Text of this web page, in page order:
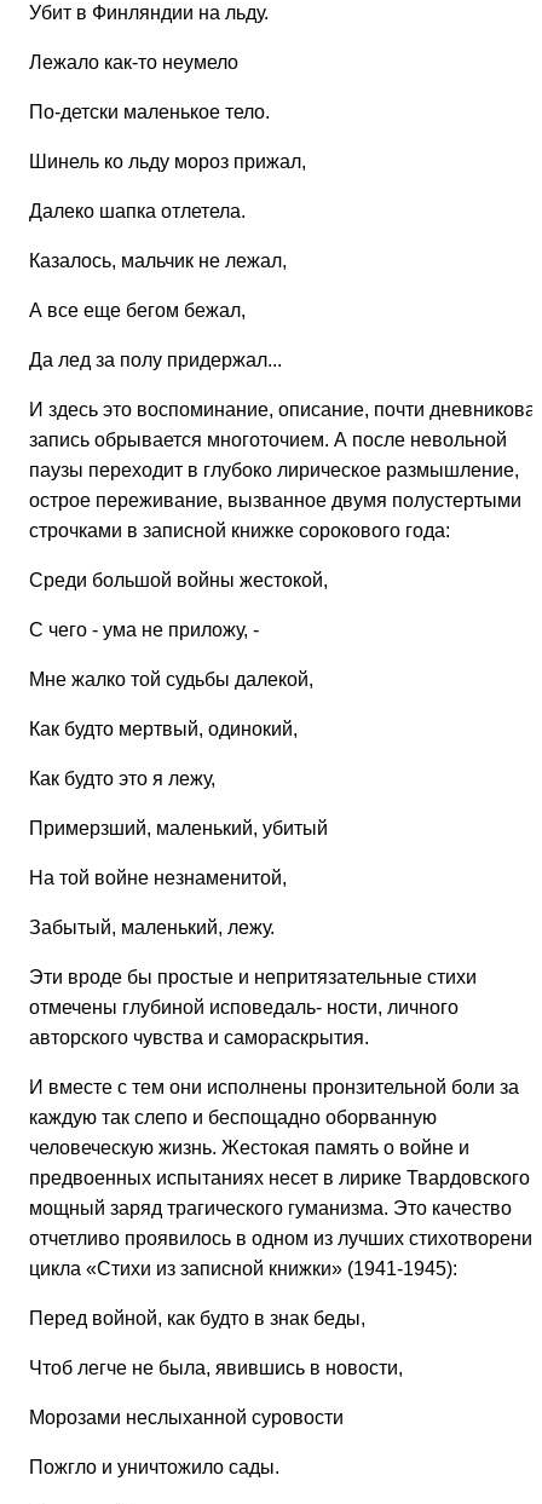
Убит в Финляндии на льду.
Лежало как-то неумело
По-детски маленькое тело.
Шинель ко льду мороз прижал,
Далеко шапка отлетела.
Казалось, мальчик не лежал,
А все еще бегом бежал,
Да лед за полу придержал...
И здесь это воспоминание, описание, почти
запись обрывается многоточием. А после невольной
паузы переходит в глубоко лирическое размышление,
острое переживание, вызванное двумя полустертыми
строчками в записной книжке сорокового года:
Среди большой войны жестокой,
С чего - ума не приложу, -
Мне жалко той судьбы далекой,
Как будто мертвый, одинокий,
Как будто это я лежу,
Примерзший, маленький, убитый
На той войне незнаменитой,
Забытый, маленький, лежу.
Эти вроде бы простые и непритязательные стихи
отмечены глубиной исповедаль- ности, личного
авторского чувства и самораскрытия.
И вместе с тем они исполнены пронзительной боли за
каждую так слепо и беспощадно оборванную
человеческую жизнь. Жестокая память о войне и
предвоенных испытаниях несет в лирике Твардовского
мощный заряд трагического гуманизма. Это качество
отчетливо проявилось в одном из лучших стихотворений
цикла «Стихи из записной книжки» (1941-1945):
Перед войной, как будто в знак беды,
Чтоб легче не была, явившись в новости,
Морозами неслыханной суровости
Пожгло и уничтожило сады.